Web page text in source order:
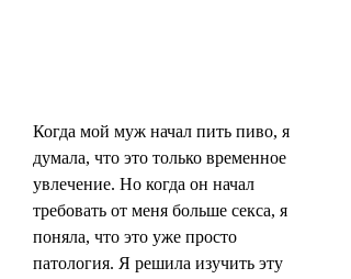
Когда мой муж начал пить пиво, я
думала, что это только временное
увлечение. Но когда он начал
требовать от меня больше секса, я
поняла, что это уже просто
патология. Я решила изучить эту